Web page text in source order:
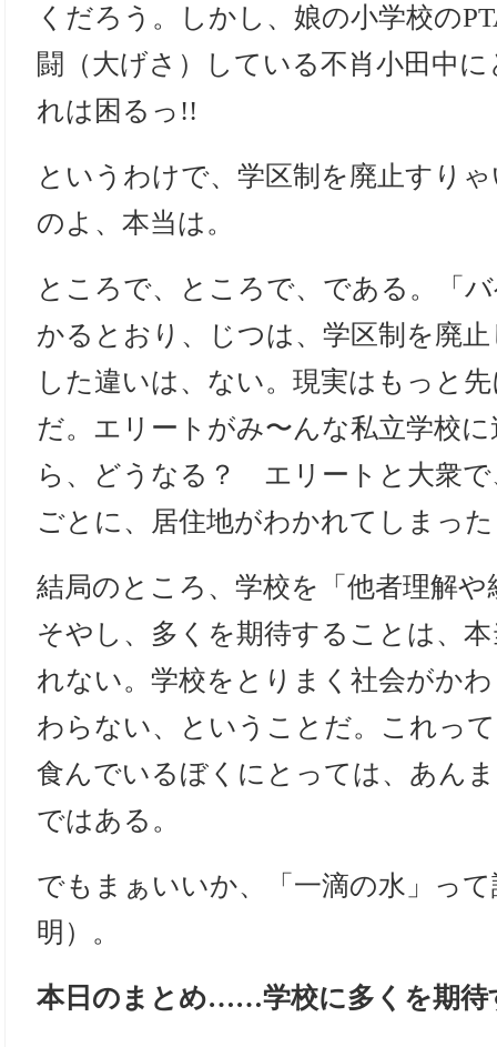
くだろう。しかし、娘の小学校の
闘（大げさ）している不肖小田中
れは困るっ!!
というわけで、学区制を廃止すり
のよ、本当は。
ところで、ところで、である。「
かるとおり、じつは、学区制を廃
した違いは、ない。現実はもっと
だ。エリートがみ〜んな私立学校
ら、どうなる？ エリートと大衆で
ごとに、居住地がわかれてしまっ
結局のところ、学校を「他者理解
そやし、多くを期待することは、
れない。学校をとりまく社会がか
わらない、ということだ。これっ
食んでいるぼくにとっては、あん
ではある。
でもまぁいいか、「一滴の水」っ
明）。
本日のまとめ……学校に多くを期待